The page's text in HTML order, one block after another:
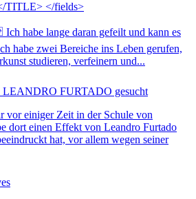
TITLE> </fields>
Ich habe lange daran gefeilt und kann es
habe zwei Bereiche ins Leben gerufen,
studieren, verfeinern und...
LEANDRO FURTADO gesucht
vor einiger Zeit in der Schule von
dort einen Effekt von Leandro Furtado
hat, vor allem wegen seiner